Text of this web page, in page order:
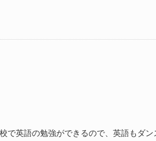
で英語の勉強ができるので、英語もダン